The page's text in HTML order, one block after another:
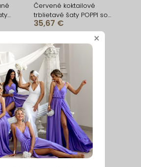
Červené koktailové
trblietavé šaty POPPI so
strapcami
35,67 €
×